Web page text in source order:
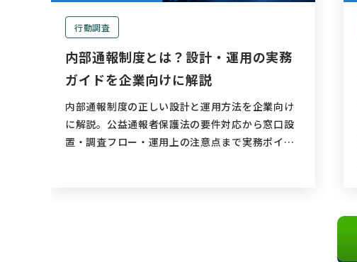
行動調査
内部通報制度とは？設計・運用の実務
ガイドを企業向けに解説
内部通報制度の正しい設計と運用方法を企業向け
に解説。公益通報者保護法の要件対応から窓口設
置・調査フロー・運用上の注意点まで実務ポイン